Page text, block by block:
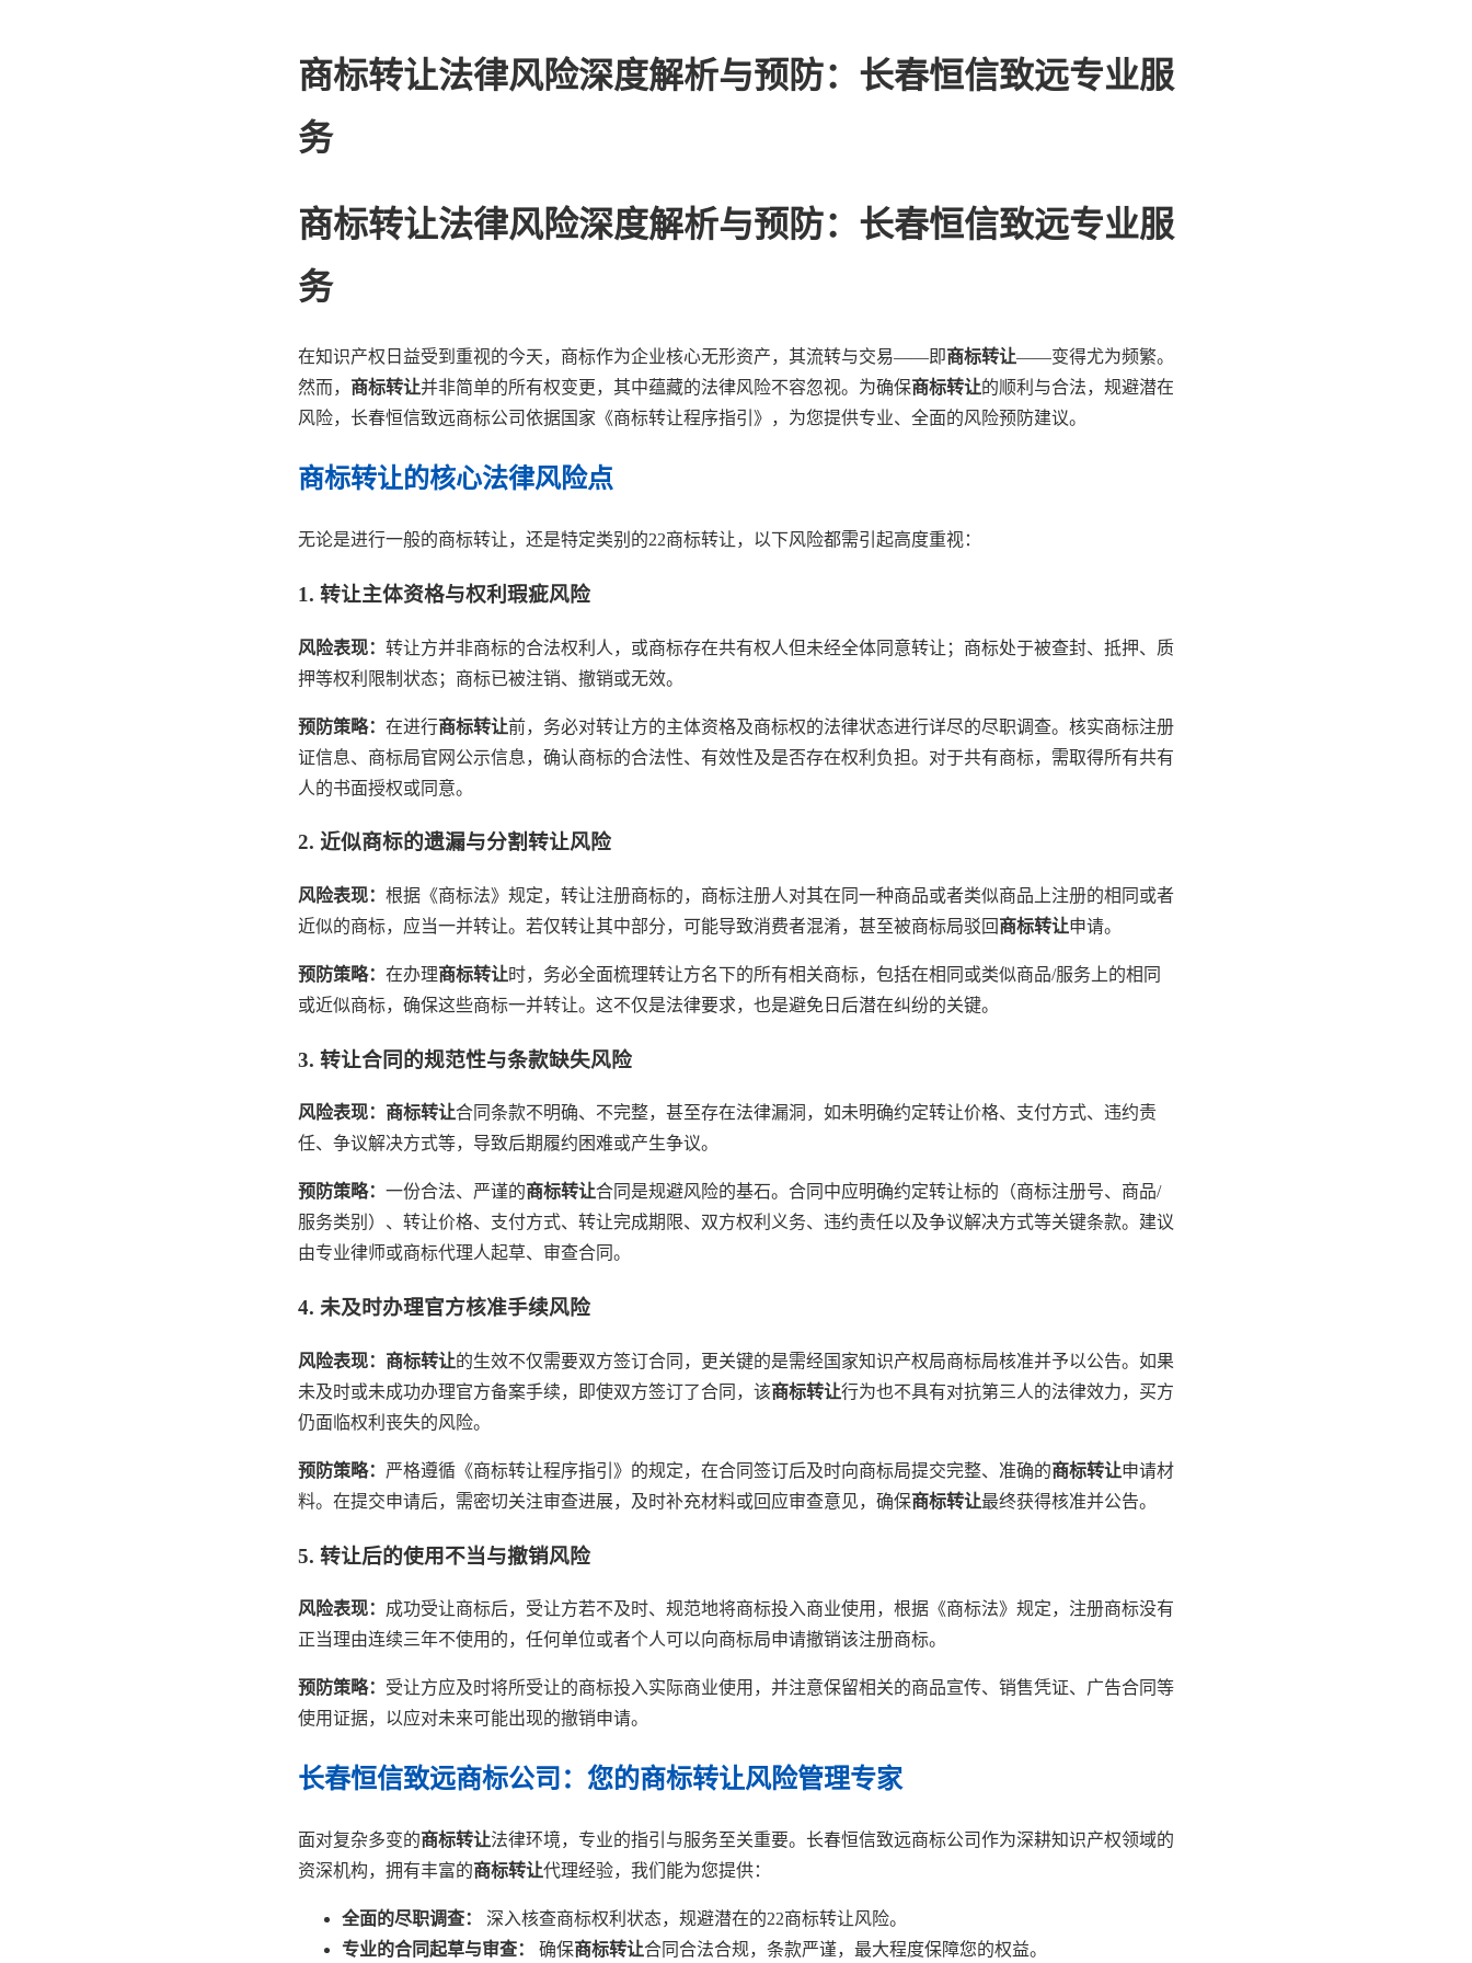
商标转让法律风险深度解析与预防：长春恒信致远专业服
务
商标转让法律风险深度解析与预防：长春恒信致远专业服
务
在知识产权日益受到重视的今天，商标作为企业核心无形资产，其流转与交易——即商标转让——变得尤为频繁。
然而， 商标转让并非简单的所有权变更，其中蕴藏的法律风险不容忽视。为确保商标转让的顺利与合法，规避潜在
风险，长春恒信致远商标公司依据国家《商标转让程序指引》，为您提供专业、全面的风险预防建议。
商标转让的核心法律风险点
无论是进行一般的商标转让，还是特定类别的22商标转让，以下风险都需引起高度重视：
1. 转让主体资格与权利瑕疵风险
风险表现： 转让方并非商标的合法权利人，或商标存在共有权人但未经全体同意转让；商标处于被查封、抵押、质
押等权利限制状态；商标已被注销、撤销或无效。
预防策略： 在进行商标转让前，务必对转让方的主体资格及商标权的法律状态进行详尽的尽职调查。核实商标注册
证信息、商标局官网公示信息，确认商标的合法性、有效性及是否存在权利负担。对于共有商标，需取得所有共有
人的书面授权或同意。
2. 近似商标的遗漏与分割转让风险
风险表现： 根据《商标法》规定，转让注册商标的，商标注册人对其在同一种商品或者类似商品上注册的相同或者
近似的商标，应当一并转让。若仅转让其中部分，可能导致消费者混淆，甚至被商标局驳回 商标转让申请。
预防策略： 在办理商标转让时，务必全面梳理转让方名下的所有相关商标，包括在相同或类似商品/服务上的相同
或近似商标，确保这些商标一并转让。这不仅是法律要求，也是避免日后潜在纠纷的关键。
3. 转让合同的规范性与条款缺失风险
风险表现： 商标转让合同条款不明确、不完整，甚至存在法律漏洞，如未明确约定转让价格、支付方式、违约责
任、争议解决方式等，导致后期履约困难或产生争议。
预防策略： 一份合法、严谨的商标转让合同是规避风险的基石。合同中应明确约定转让标的（商标注册号、商品/
服务类别）、转让价格、支付方式、转让完成期限、双方权利义务、违约责任以及争议解决方式等关键条款。建议
由专业律师或商标代理人起草、审查合同。
4. 未及时办理官方核准手续风险
风险表现： 商标转让的生效不仅需要双方签订合同，更关键的是需经国家知识产权局商标局核准并予以公告。如果
未及时或未成功办理官方备案手续，即使双方签订了合同，该商标转让行为也不具有对抗第三人的法律效力，买方
仍面临权利丧失的风险。
预防策略： 严格遵循《商标转让程序指引》的规定，在合同签订后及时向商标局提交完整、准确的商标转让申请材
料。在提交申请后，需密切关注审查进展，及时补充材料或回应审查意见，确保商标转让最终获得核准并公告。
5. 转让后的使用不当与撤销风险
风险表现： 成功受让商标后，受让方若不及时、规范地将商标投入商业使用，根据《商标法》规定，注册商标没有
正当理由连续三年不使用的，任何单位或者个人可以向商标局申请撤销该注册商标。
预防策略： 受让方应及时将所受让的商标投入实际商业使用，并注意保留相关的商品宣传、销售凭证、广告合同等
使用证据，以应对未来可能出现的撤销申请。
长春恒信致远商标公司：您的商标转让风险管理专家
面对复杂多变的商标转让法律环境，专业的指引与服务至关重要。长春恒信致远商标公司作为深耕知识产权领域的
资深机构，拥有丰富的商标转让代理经验，我们能为您提供：
全面的尽职调查：
深入核查商标权利状态，规避潜在的22商标转让风险。
专业的合同起草与审查：
确保商标转让合同合法合规，条款严谨，最大程度保障您的权益。